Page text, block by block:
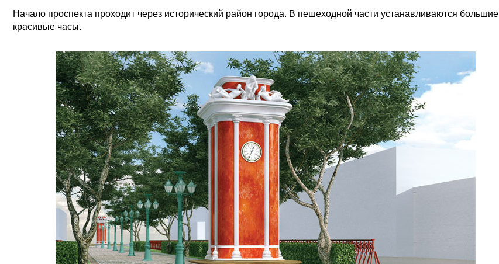
Начало проспекта проходит через исторический район города. В пешеходной части устанавливаются большие
красивые часы.